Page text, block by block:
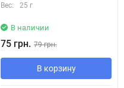
Вес: 25 г
В наличии
75 грн. 79 грн.
В корзину